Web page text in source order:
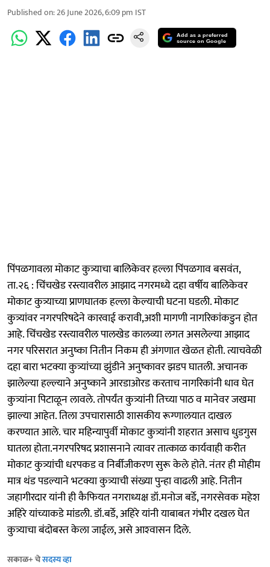
Published on:26 June 2026, 6:09 pm IST
Add as a preferred
source on Google
पिंपळगावला मोकाट कुत्र्याचा बालिकेवर हल्ला पिंपळगाव बसवंत,
ता.२६ : चिंचखेड रस्त्यावरील आझाद नगरमध्ये दहा वर्षीय बालिकेवर
मोकाट कुत्र्याच्या प्राणघातक हल्ला केल्याची घटना घडली. मोकाट
कुत्र्यांवर नगरपरिषदेने कारवाई करावी,अशी मागणी नागरिकांकडुन होत
आहे. चिंचखेड रस्त्यावरील पालखेड कालव्या लगत असलेल्या आझाद
नगर परिसरात अनुष्का नितीन निकम ही अंगणात खेळत होती. त्याचवेळी
दहा बारा भटक्या कुत्र्यांच्या झुंडीने अनुष्कावर झडप घातली. अचानक
झालेल्या हल्ल्याने अनुष्काने आरडाओरड करताच नागरिकांनी धाव घेत
कुत्र्यांना पिटाळून लावले. तोपर्यंत कुत्र्यांनी तिच्या पाठ व मानेवर जखमा
झाल्या आहेत. तिला उपचारासाठी शासकीय रूग्णालयात दाखल
करण्यात आले. चार महिन्यापुर्वी मोकाट कुत्र्यांनी शहरात असाच धुडगुस
घातला होता.नगरपरिषद प्रशासनाने त्यावर तात्काळ कार्यवाही करीत
मोकाट कुत्र्यांची धरपकड व निर्बीजीकरण सुरू केले होते. नंतर ही मोहीम
मात्र थंड पडल्याने भटक्या कुत्र्याची संख्या पुन्हा वाढली आहे. नितीन
जहागीरदार यांनी ही कैफियत नगराध्यक्ष डॉ.मनोज बर्डे, नगरसेवक महेश
अहिरे यांच्याकडे मांडली. डॉ.बर्डे, अहिरे यांनी याबाबत गंभीर दखल घेत
कुत्र्याचा बंदोबस्त केला जाईल, असे आश्‍वासन दिले.
सकाळ+ चेसदस्य व्हा